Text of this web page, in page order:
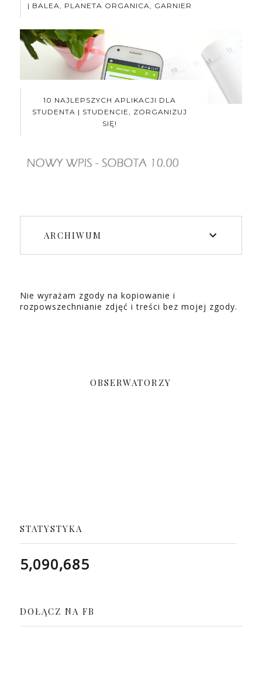
| BALEA, PLANETA ORGANICA, GARNIER
10 NAJLEPSZYCH APLIKACJI DLA
STUDENTA | STUDENCIE, ZORGANIZUJ
SIĘ!
ARCHIWUM
Nie wyrażam zgody na kopiowanie i
rozpowszechnianie zdjęć i treści bez mojej zgody.
OBSERWATORZY
STATYSTYKA
5,090,685
DOŁĄCZ NA FB